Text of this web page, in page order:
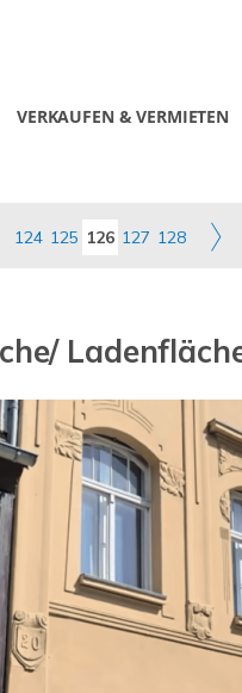
VERKAUFEN & VERMIETEN
124 125 126 127 128